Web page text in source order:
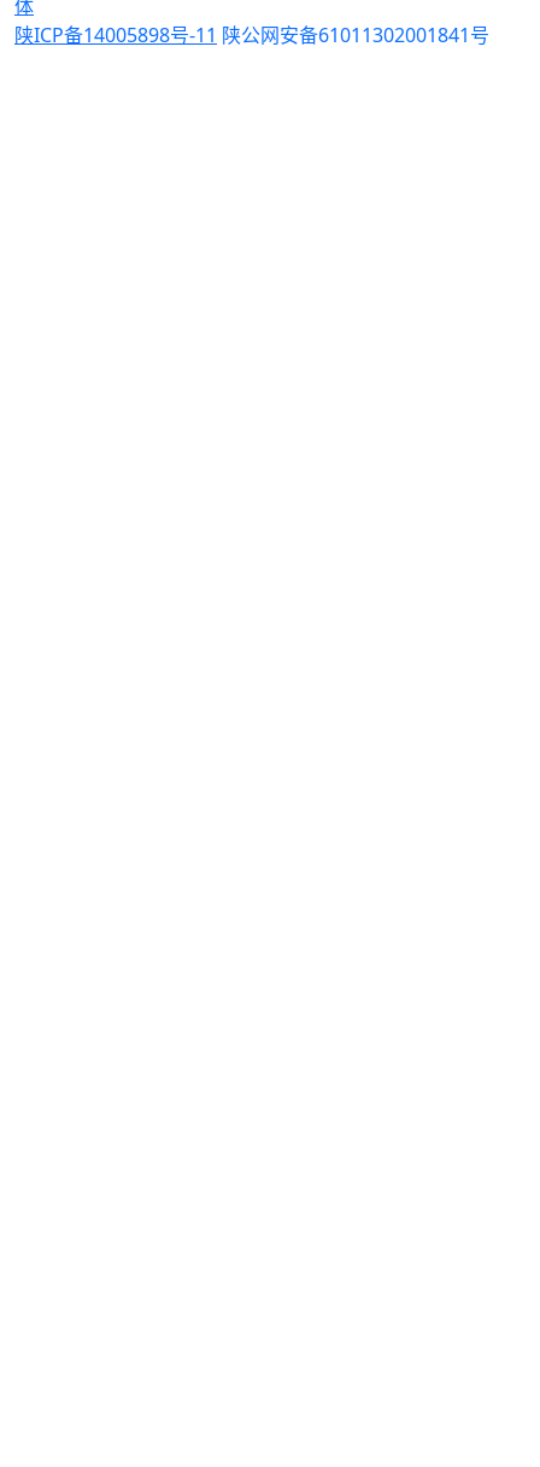
体
陕ICP备14005898号-11 陕公网安备61011302001841号